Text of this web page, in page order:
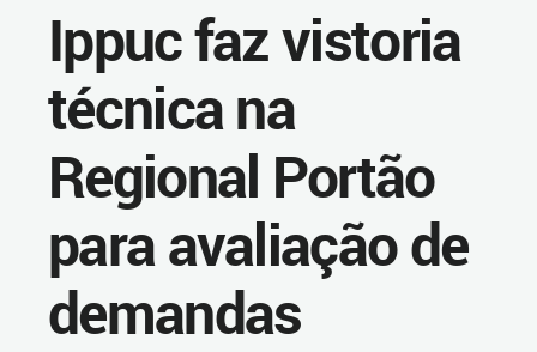
Ippuc faz vistoria
técnica na
Regional Portão
para avaliação de
demandas